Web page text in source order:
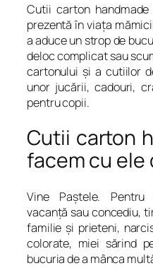
Cutii carton
prezentă în viaţa
a aduce un strop de
deloc complicat sau
cartonului şi a cutiilor
unor jucării, cadouri,
pentru copii.
Cutii carton
facem cu ele
Vine Paştele.
vacanţă sau concediu,
familie şi prieteni,
colorate, miei sărind
bucuria de a mânca